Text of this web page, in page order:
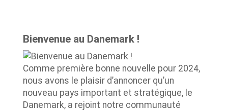
Bienvenue au Danemark !
Comme première bonne nouvelle pour 2024,
nous avons le plaisir d’annoncer qu’un
nouveau pays important et stratégique, le
Danemark, a rejoint notre communauté